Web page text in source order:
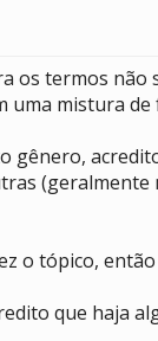
os termos
uma mistura de
gênero,
o tópico,
que haja